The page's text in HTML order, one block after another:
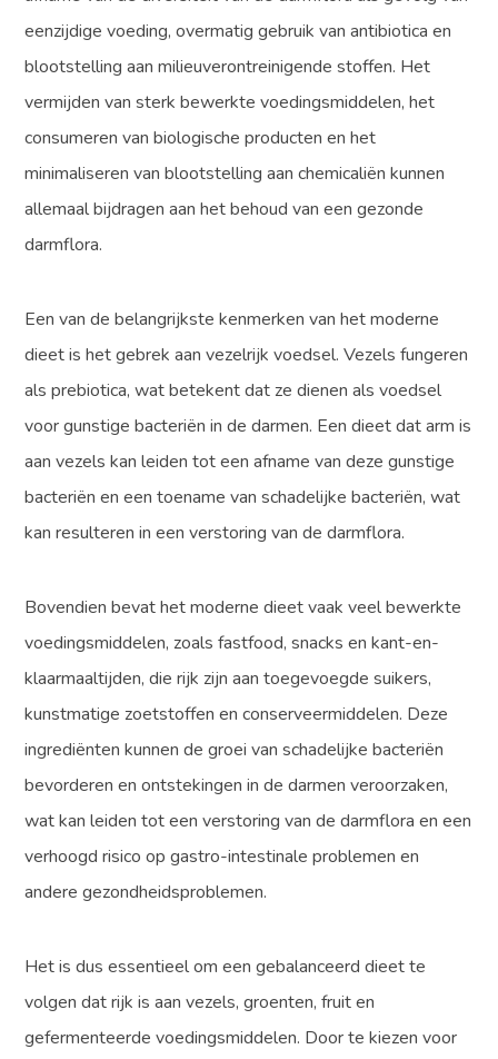
eenzijdige voeding, overmatig gebruik van antibiotica en
blootstelling aan milieuverontreinigende stoffen. Het
vermijden van sterk bewerkte voedingsmiddelen, het
consumeren van biologische producten en het
minimaliseren van blootstelling aan chemicaliën kunnen
allemaal bijdragen aan het behoud van een gezonde
darmflora.
Een van de belangrijkste kenmerken van het moderne
dieet is het gebrek aan vezelrijk voedsel. Vezels fungeren
als prebiotica, wat betekent dat ze dienen als voedsel
voor gunstige bacteriën in de darmen. Een dieet dat arm is
aan vezels kan leiden tot een afname van deze gunstige
bacteriën en een toename van schadelijke bacteriën, wat
kan resulteren in een verstoring van de darmflora.
Bovendien bevat het moderne dieet vaak veel bewerkte
voedingsmiddelen, zoals fastfood, snacks en kant-en-
klaarmaaltijden, die rijk zijn aan toegevoegde suikers,
kunstmatige zoetstoffen en conserveermiddelen. Deze
ingrediënten kunnen de groei van schadelijke bacteriën
bevorderen en ontstekingen in de darmen veroorzaken,
wat kan leiden tot een verstoring van de darmflora en een
verhoogd risico op gastro-intestinale problemen en
andere gezondheidsproblemen.
Het is dus essentieel om een gebalanceerd dieet te
volgen dat rijk is aan vezels, groenten, fruit en
gefermenteerde voedingsmiddelen. Door te kiezen voor